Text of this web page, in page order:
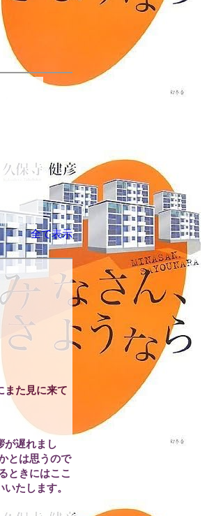
全て表示
また見に来て
が遅れまし
とは思うので
ときにはここ
たします。